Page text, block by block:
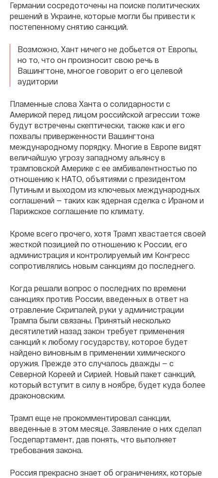
Германии сосредоточены на поиске политических
решений в Украине, которые могли бы привести к
постепенному снятию санкций.
Возможно, Хант ничего не добьется от Европы,
но то, что он произносит свою речь в
Вашингтоне, многое говорит о его целевой
аудитории
Пламенные слова Ханта о солидарности с
Америкой перед лицом российской агрессии тоже
будут встречены скептически, также как и его
похвалы приверженности Вашингтона
международному порядку. Многие в Европе видят
величайшую угрозу западному альянсу в
трамповской Америке с ее амбивалентностью по
отношению к НАТО, объятиями с президентом
Путиным и выходом из ключевых международных
соглашений — таких как ядерная сделка с Ираном и
Парижское соглашение по климату.
Кроме всего прочего, хотя Трамп хвастается своей
жесткой позицией по отношению к России, его
администрация и контролируемый им Конгресс
сопротивлялись новым санкциям до последнего.
Когда решали вопрос о последних по времени
санкциях против России, введенных в ответ на
отравление Скрипалей, руки у администрации
Трампа были связаны. Принятый несколько
десятилетий назад закон требует применения
санкций к любому государству, которое будет
найдено виновным в применении химического
оружия. Прежде это случалось дважды — с
Северной Кореей и Сирией. Новый пакет санкций,
который вступит в силу в ноябре, будет куда более
драконовским.
Трамп еще не прокомментировал санкции,
введенные в этом месяце. Заявление о них сделал
Госдепартамент, дав понять, что выполняет
требования закона.
Россия прекрасно знает об ограничениях, которые